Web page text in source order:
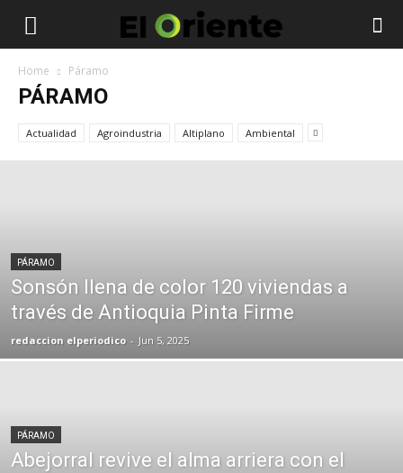
Home Páramo
PÁRAMO
Actualidad Agroindustria Altiplano Ambiental
PÁRAMO
Sonsón llena de color 120 viviendas a
través de Antioquia Pinta Firme
redaccion elperiodico - Jun 5, 2025
PÁRAMO
Abejorral revive el alma arriera con el